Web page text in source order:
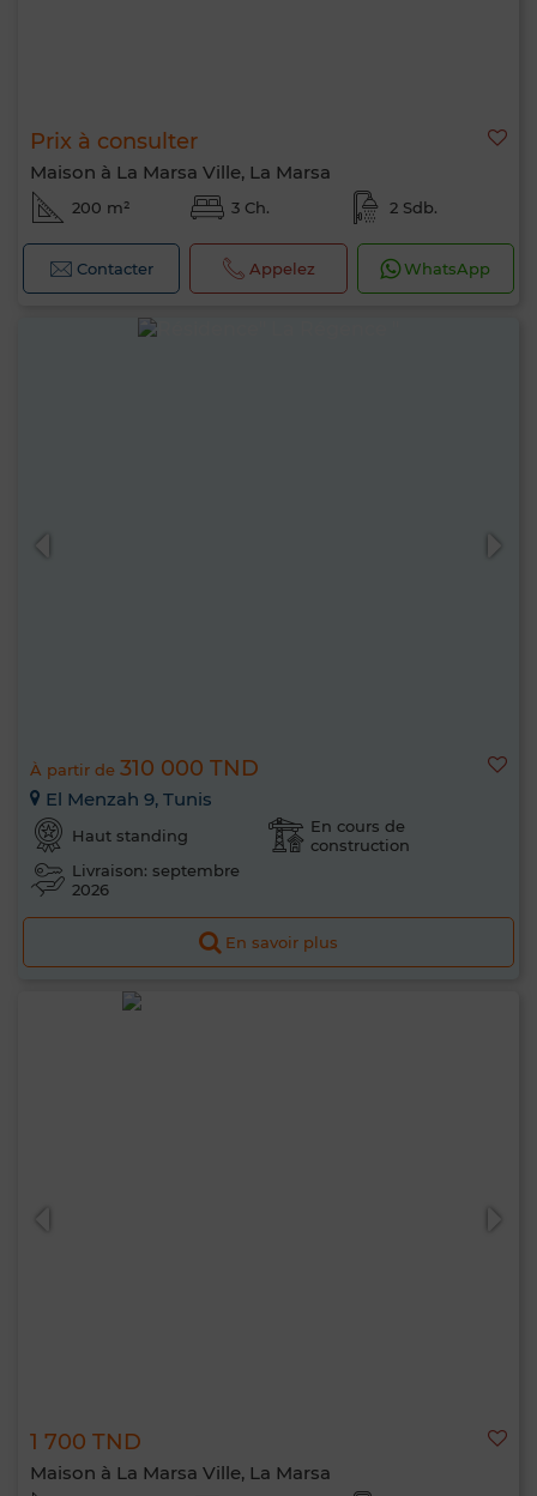
Prix à consulter
Maison à La Marsa Ville, La Marsa
200 m² 3 Ch. 2 Sdb.
Contacter Appelez WhatsApp
À partir de 310 000 TND
El Menzah 9, Tunis
Haut standing
En cours de
construction
Livraison: septembre
2026
En savoir plus
1 700 TND
Maison à La Marsa Ville, La Marsa